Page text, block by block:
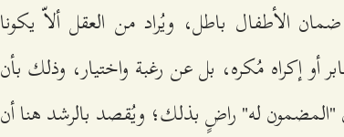
الأطفال باطل، ويُراد من العقل ألاّ يكونا
أو إكراه مُكره، بل عن رغبة واختيار، وذلك بأن
له" راضٍ بذلك؛ ويُقصد بالرشد هنا أن